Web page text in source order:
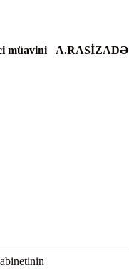
müavini A.RASİZADƏ